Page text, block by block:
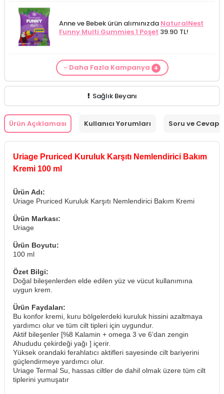
Anne ve Bebek ürün alımınızda NaturalNest
Funny Multi Gummies 1 Poşet 39.90 TL!
From Natura Kadınlar İçin Terleme Karşıtı
Alls Biocosmetics Organik Anti Stretch Mark
Anne ve Bebek bakımı siparişlerinizde
Cilt Bakım ürünü siparişinizdeMamaaura
Daha Fazla Kampanya 4
Sağlık Beyanı
Ürün Açıklaması Kullanıcı Yorumları Soru ve Cevap
Uriage Pruriced Kuruluk Karşıtı Nemlendirici Bakım
Kremi 100 ml
Ürün Adı:
Uriage Pruriced Kuruluk Karşıtı Nemlendirici Bakım Kremi
Ürün Markası:
Uriage
Ürün Boyutu:
100 ml
Özet Bilgi:
Doğal bileşenlerden elde edilen yüz ve vücut kullanımına
uygun krem.
Ürün Faydaları:
Bu konfor kremi, kuru bölgelerdeki kuruluk hissini azaltmaya
yardımcı olur ve tüm cilt tipleri için uygundur.
Aktif bileşenler [%8 Kalamin + omega 3 ve 6’dan zengin
Ahududu çekirdeği yağı ] içerir.
Yüksek orandaki ferahlatıcı aktifleri sayesinde cilt bariyerini
güçlendirmeye yardımcı olur.
Uriage Termal Su, hassas ciltler de dahil olmak üzere tüm cilt
tiplerini yumuşatır